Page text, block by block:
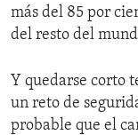
más del 85 por
del resto del
Y quedarse corto
un reto de
probable que el